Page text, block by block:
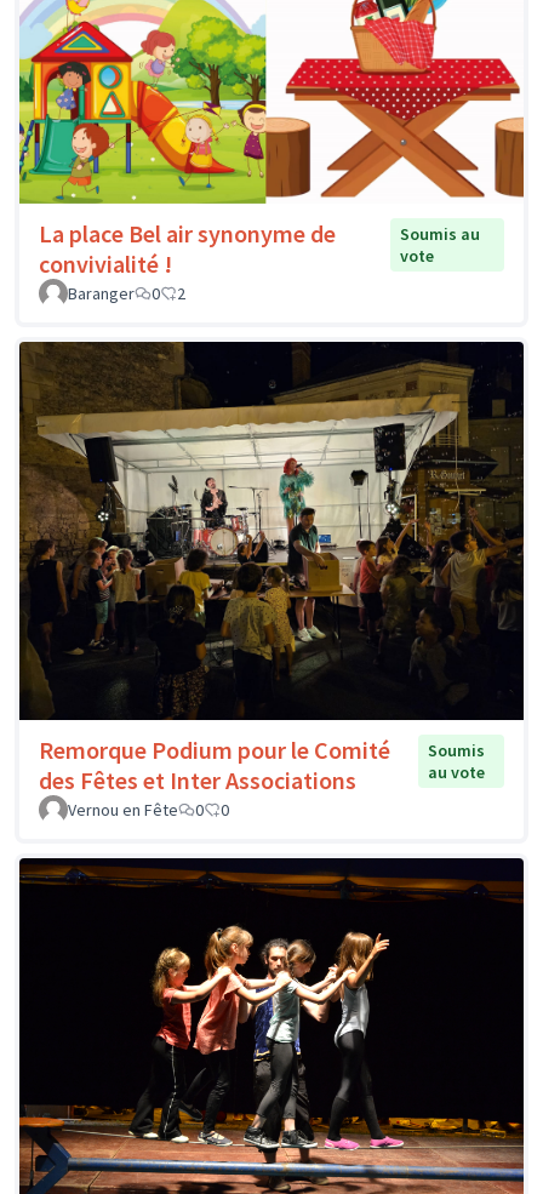
La place Bel air synonyme de
convivialité !
Soumis au
vote
Baranger
0 2
Remorque Podium pour le Comité
des Fêtes et Inter Associations
Soumis
au vote
Vernou en Fête
0 0